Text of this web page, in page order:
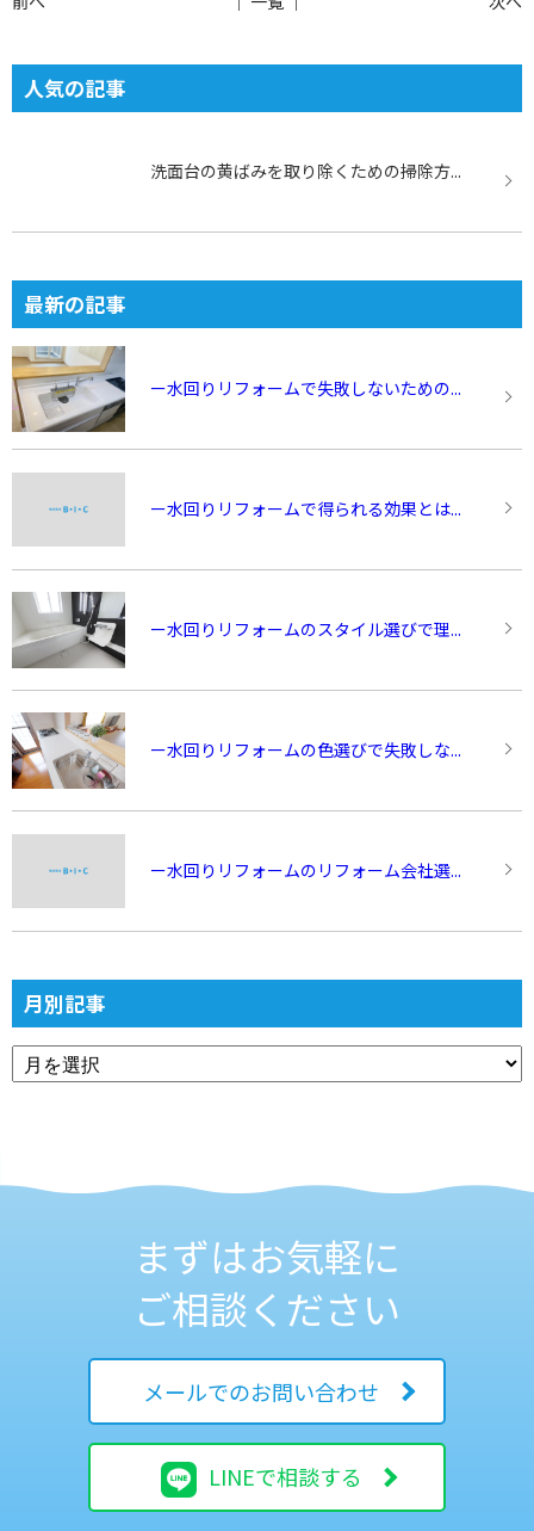
人気の記事
洗面台の黄ばみを取り除くための掃除方...
最新の記事
ー水回りリフォームで失敗しないための...
ー水回りリフォームで得られる効果とは...
ー水回りリフォームのスタイル選びで理...
ー水回りリフォームの色選びで失敗しな...
ー水回りリフォームのリフォーム会社選...
月別記事
まずはお気軽に
ご相談ください
メールでのお問い合わせ
LINEで相談する